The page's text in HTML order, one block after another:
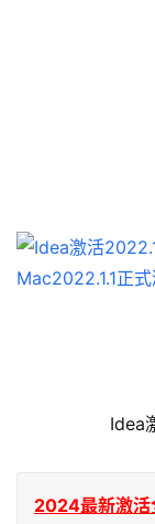
Idea激活
2024最新激活